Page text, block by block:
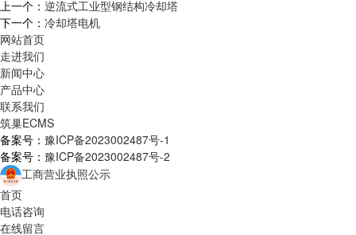
上一个： 逆流式工业型钢结构冷却塔
下一个： 冷却塔电机
网站首页
走进我们
新闻中心
产品中心
联系我们
筑巢ECMS
备案号： 豫ICP备2023002487号-1
备案号： 豫ICP备2023002487号-2
工商营业执照公示
首页
电话咨询
在线留言